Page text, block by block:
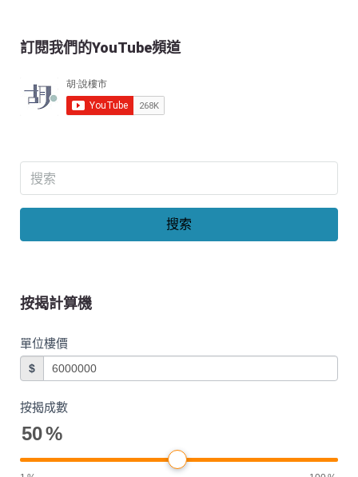
訂閱我們的YouTube頻道
搜索
按揭計算機
單位樓價
$
按揭成數
50%